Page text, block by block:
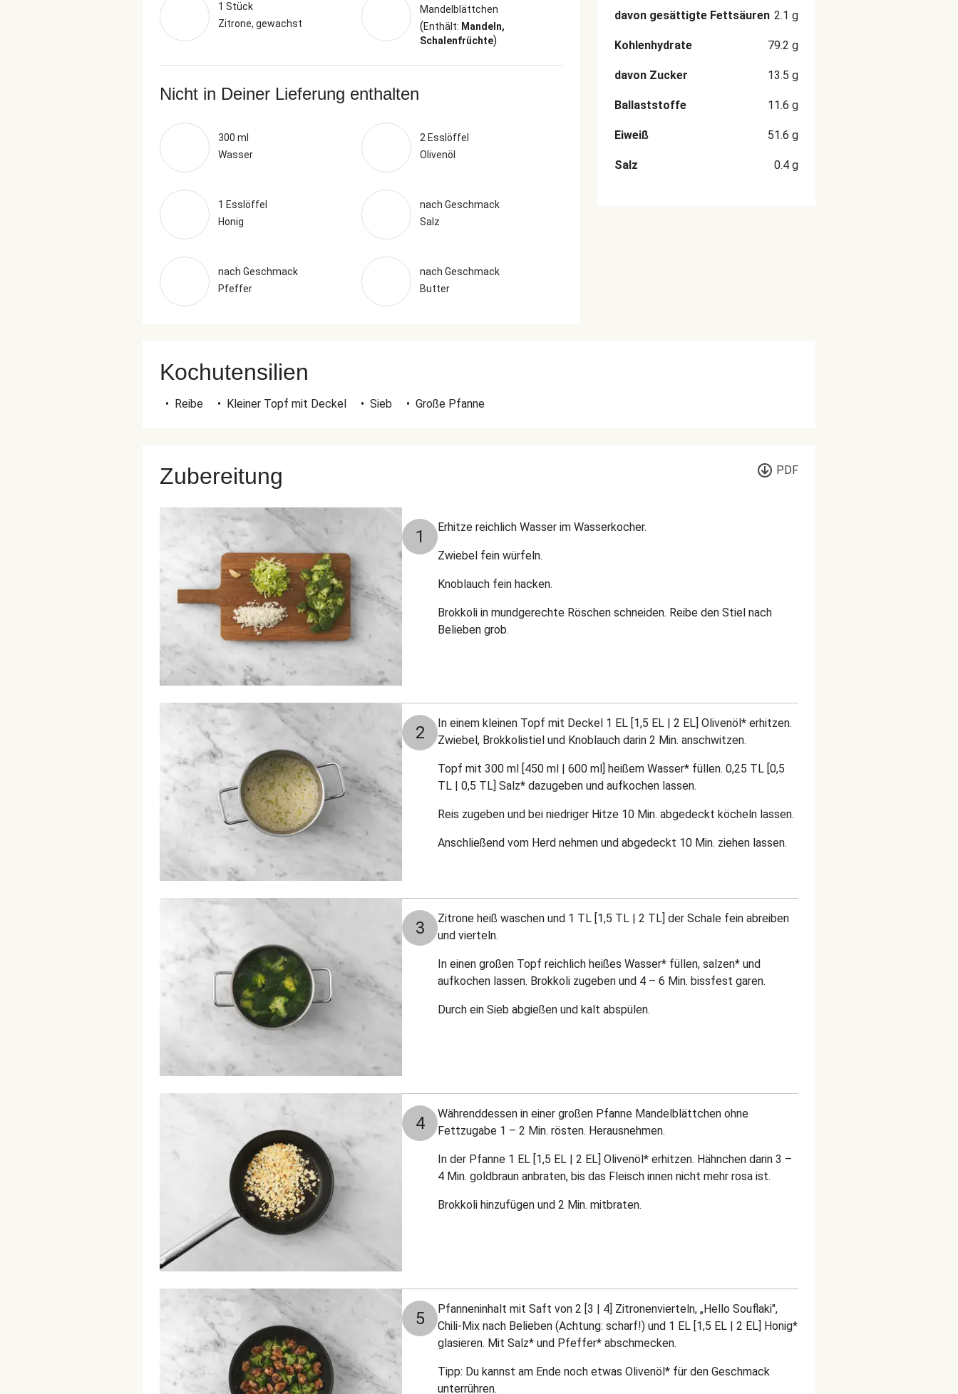
1 Stück
Zitrone, gewachst
Mandelblättchen
(Enthält: Mandeln,
Schalenfrüchte)
Nicht in Deiner Lieferung enthalten
300 ml
Wasser
2 Esslöffel
Olivenöl
1 Esslöffel
Honig
nach Geschmack
Salz
nach Geschmack
Pfeffer
nach Geschmack
Butter
davon gesättigte Fettsäuren 2.1 g
Kohlenhydrate 79.2 g
davon Zucker 13.5 g
Ballaststoffe 11.6 g
Eiweiß 51.6 g
Salz 0.4 g
Kochutensilien
• Reibe • Kleiner Topf mit Deckel • Sieb • Große Pfanne
Zubereitung PDF
1 Erhitze reichlich Wasser im Wasserkocher.
Zwiebel fein würfeln.
Knoblauch fein hacken.
Brokkoli in mundgerechte Röschen schneiden. Reibe den Stiel nach
Belieben grob.
2
In einem kleinen Topf mit Deckel 1 EL [1,5 EL | 2 EL] Olivenöl* erhitzen.
Zwiebel, Brokkolistiel und Knoblauch darin 2 Min. anschwitzen.
Topf mit 300 ml [450 ml | 600 ml] heißem Wasser* füllen. 0,25 TL [0,5
TL | 0,5 TL] Salz* dazugeben und aufkochen lassen.
Reis zugeben und bei niedriger Hitze 10 Min. abgedeckt köcheln lassen.
Anschließend vom Herd nehmen und abgedeckt 10 Min. ziehen lassen.
3
Zitrone heiß waschen und 1 TL [1,5 TL | 2 TL] der Schale fein abreiben
und vierteln.
In einen großen Topf reichlich heißes Wasser* füllen, salzen* und
aufkochen lassen. Brokkoli zugeben und 4 – 6 Min. bissfest garen.
Durch ein Sieb abgießen und kalt abspülen.
4
Währenddessen in einer großen Pfanne Mandelblättchen ohne
Fettzugabe 1 – 2 Min. rösten. Herausnehmen.
In der Pfanne 1 EL [1,5 EL | 2 EL] Olivenöl* erhitzen. Hähnchen darin 3 –
4 Min. goldbraun anbraten, bis das Fleisch innen nicht mehr rosa ist.
Brokkoli hinzufügen und 2 Min. mitbraten.
5
Pfanneninhalt mit Saft von 2 [3 | 4] Zitronenvierteln, „Hello Souflaki",
Chili-Mix nach Belieben (Achtung: scharf!) und 1 EL [1,5 EL | 2 EL] Honig*
glasieren. Mit Salz* und Pfeffer* abschmecken.
Tipp: Du kannst am Ende noch etwas Olivenöl* für den Geschmack
unterrühren.